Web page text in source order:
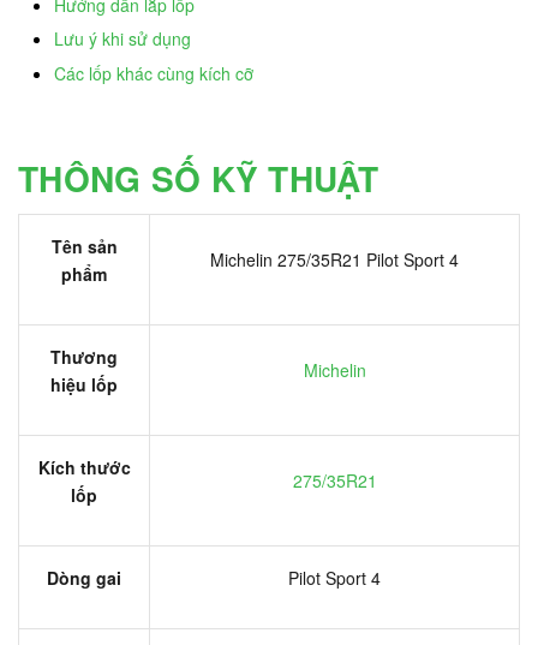
Lưu ý khi sử dụng
Các lốp khác cùng kích cỡ
THÔNG SỐ KỸ THUẬT
Tên sản
phẩm
Michelin 275/35R21 Pilot Sport 4
Thương
hiệu lốp
Michelin
Kích thước
lốp
275/35R21
Dòng gai Pilot Sport 4